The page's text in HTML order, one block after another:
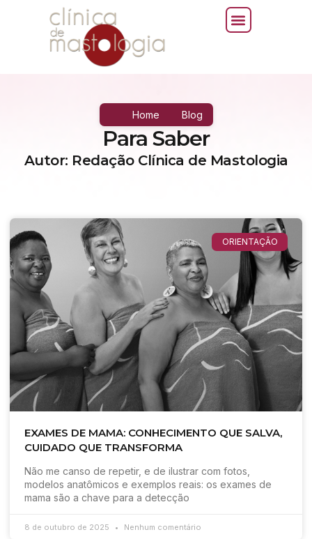
Home Blog
Para Saber
Autor: Redação Clínica de Mastologia
ORIENTAÇÃO
EXAMES DE MAMA: CONHECIMENTO QUE SALVA,
CUIDADO QUE TRANSFORMA
Não me canso de repetir, e de ilustrar com fotos,
modelos anatômicos e exemplos reais: os exames de
mama são a chave para a detecção
8 de outubro de 2025 Nenhum comentário